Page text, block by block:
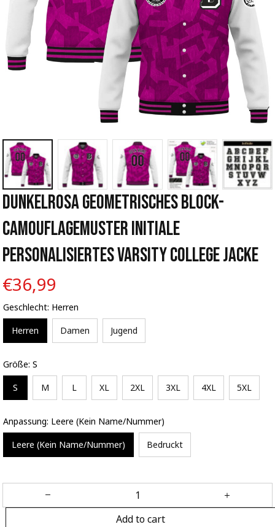
Dunkelrosa Geometrisches Block-
Camouflagemuster Initiale
Personalisiertes Varsity College Jacke
€36,99
Geschlecht: Herren
Herren Damen Jugend
Größe: S
S M L XL 2XL 3XL 4XL 5XL
Anpassung: Leere (Kein Name/Nummer)
Leere (Kein Name/Nummer) Bedruckt
Add to cart